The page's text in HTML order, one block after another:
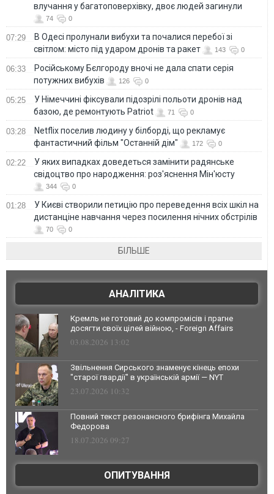
влучання у багатоповерхівку, двоє людей загинули
74 0
07:29
В Одесі пролунали вибухи та почалися перебої зі
світлом: місто під ударом дронів та ракет
143 0
06:33
Російському Бєлгороду вночі не дала спати серія
потужних вибухів
126 0
05:25
У Німеччині фіксували підозрілі польоти дронів над
базою, де ремонтують Patriot
71 0
03:28
Netflix поселив людину у білборді, що рекламує
фантастичний фільм "Останній дім"
172 0
02:22
У яких випадках доведеться замінити радянське
свідоцтво про народження: роз'яснення Мін'юсту
344 0
01:28
У Києві створили петицію про переведення всіх шкіл на
дистанціне навчання через посилення нічних обстрілів
70 0
БІЛЬШЕ
АНАЛІТИКА
Кремль не готовий до компромісів і прагне
досягти своїх цілей війною, - Foreign Affairs
03.08.2026 13:02
Звільнення Сирського знаменує кінець епохи
"старої гвардії" в українській армії — NYT
23.07.2026 10:32
Повний текст резонансного брифінга Михайла
Федорова
18.07.2026 09:27
ОПИТУВАННЯ